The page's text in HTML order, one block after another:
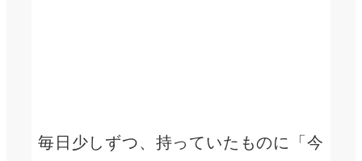
毎日少しずつ、持っていたものに「今